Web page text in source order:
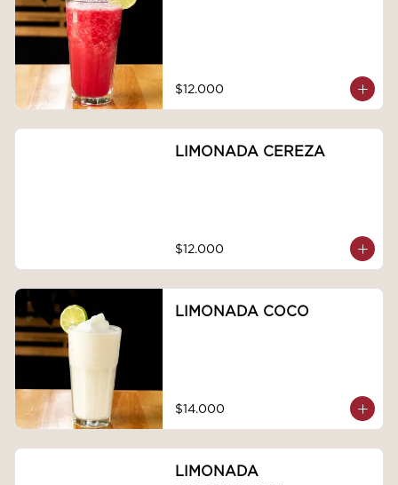
$12.000
LIMONADA CEREZA
$12.000
LIMONADA COCO
$14.000
LIMONADA